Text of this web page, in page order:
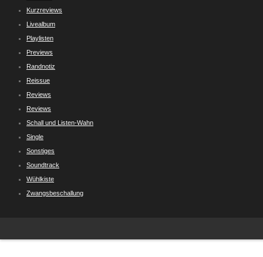
Kurzreviews
Livealbum
Playlisten
Previews
Randnotiz
Reissue
Reviews
Reviews
Schall und Listen-Wahn
Single
Sonstiges
Soundtrack
Wühlkiste
Zwangsbeschallung